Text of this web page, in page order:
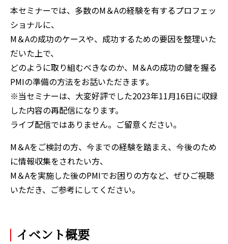
本セミナーでは、多数のM＆Aの経験を有するプロフェッ
ショナルに、
M＆Aの成功のケースや、成功するための要因を整理いた
だいた上で、
どのように取り組むべきなのか、M＆Aの成功の鍵を握る
PMIの準備の方法をお話いただきます。
※当セミナーは、大変好評でした2023年11月16日に収録
した内容の再配信になります。
ライブ配信ではありません。ご留意ください。
M＆Aをご検討の方、今までの経験を踏まえ、今後のため
に情報収集をされたい方、
M＆Aを実施した後のPMIでお困りの方など、ぜひご視聴
いただき、ご参考にしてください。
イベント概要